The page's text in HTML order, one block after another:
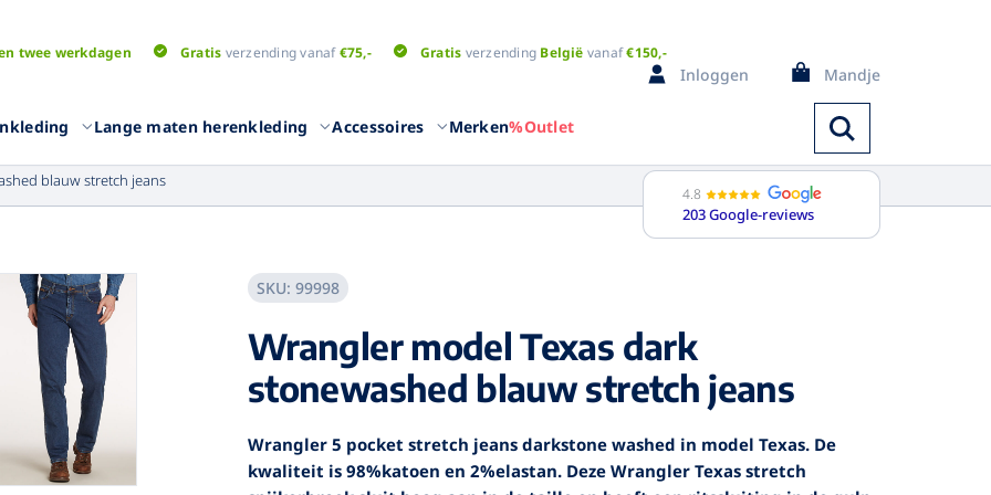
twee werkdagen Gratis verzending vanaf€75,- Gratis verzending België vanaf€150,-
Inloggen Mandje
Overhemden
Overhemden lange
Overhemden korte
Overhemden uni kleuren
T-shirts lange mouw
T-shirts korte mouw
T-shirts mouwloos
T-shirts uni kleuren
Poloshirts
Bodywarmers
Badjassen
Pyjama's
Regenkleding
Trainingspak
Lange maten herenkleding Accessoires Merken%Outlet
blauw stretch jeans
4.8
203 Google-reviews
SKU: 99998
Wrangler model Texas dark
stonewashed blauw stretch jeans
Wrangler 5 pocket stretch jeans darkstone washed in model Texas. De
kwaliteit is 98%katoen en 2%elastan. Deze Wrangler Texas stretch